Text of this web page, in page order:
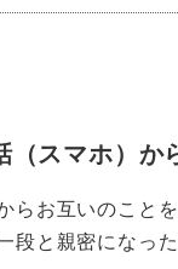
（スマホ）か
らお互いのこと
段と親密になった